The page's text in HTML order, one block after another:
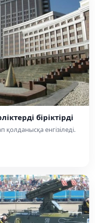
біріктірді
енгізіледі.